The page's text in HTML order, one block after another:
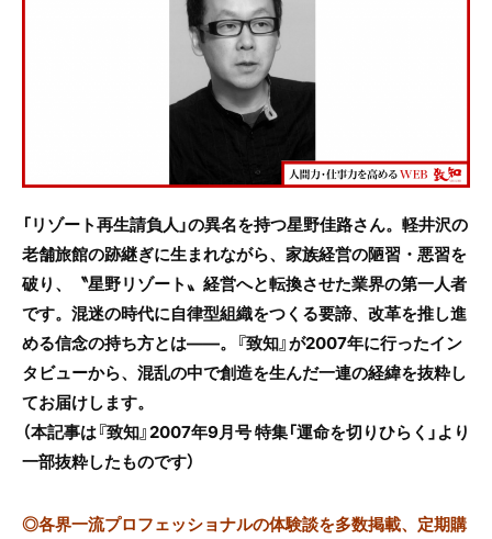
「リゾート再生請負人」の異名を持つ星野佳路さん。軽井沢の
老舗旅館の跡継ぎに生まれながら、家族経営の陋習・悪習を
破り、〝星野リゾート〟経営へと転換させた業界の第一人者
です。混迷の時代に自律型組織をつくる要諦、改革を推し進
める信念の持ち方とは――。『致知』が2007年に行ったイン
タビューから、混乱の中で創造を生んだ一連の経緯を抜粋し
てお届けします。
（本記事は『致知』2007年9月号 特集「運命を切りひらく」より
一部抜粋したものです）
◎各界一流プロフェッショナルの体験談を多数掲載、定期購